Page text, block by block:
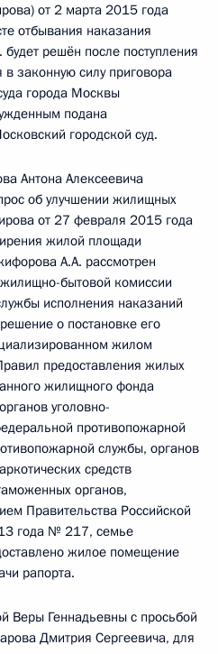
от 2 марта 2015 года
отбывания наказания
решён после поступления
законную силу приговора
города Москвы
подана
городской суд.
Антона Алексеевича
об улучшении жилищных
от 27 февраля 2015 года
жилой площади
А.А. рассмотрен
бытовой комиссии
исполнения наказаний
о постановке его
жилом
предоставления жилых
жилищного фонда
уголовно-
противопожарной
службы, органов
средств
органов,
Правительства Российской
года № 217, семье
жилое помещение
рапорта.
Геннадьевны с просьбой
Дмитрия Сергеевича, для